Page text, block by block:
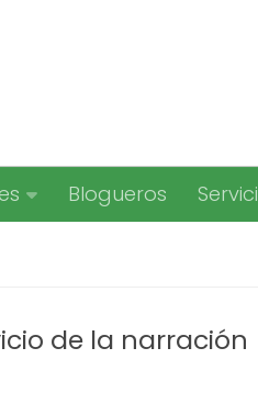
Blogueros
de la narración